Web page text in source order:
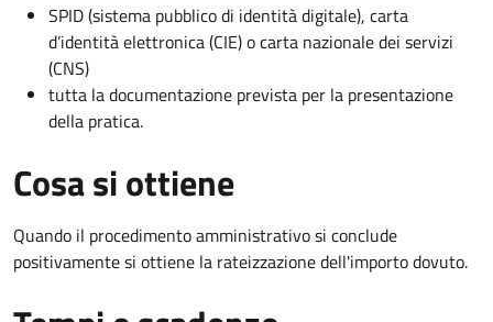
SPID (sistema pubblico di identità digitale), carta
d’identità elettronica (CIE) o carta nazionale dei servizi
(CNS)
tutta la documentazione prevista per la presentazione
della pratica.
Cosa si ottiene
Quando il procedimento amministrativo si conclude
positivamente si ottiene la rateizzazione dell'importo dovuto.